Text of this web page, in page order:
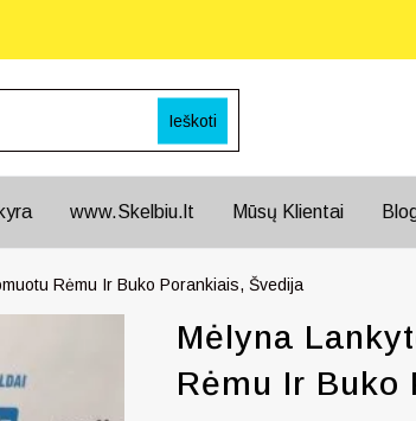
Ieškoti
www.Skelbiu.lt Mūsų Klientai
Rėmu Ir Buko Porankiais, Švedija
Mėlyna
Rėmu Ir Buko